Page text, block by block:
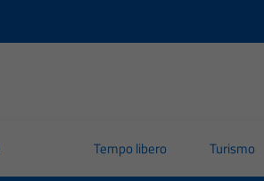
Tempo libero Turismo